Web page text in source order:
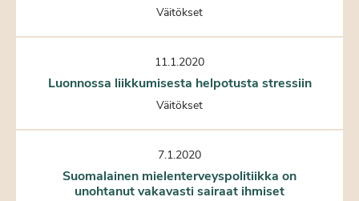
Väitökset
11.1.2020
Luonnossa liikkumisesta helpotusta stressiin
Väitökset
7.1.2020
Suomalainen mielenterveyspolitiikka on
unohtanut vakavasti sairaat ihmiset